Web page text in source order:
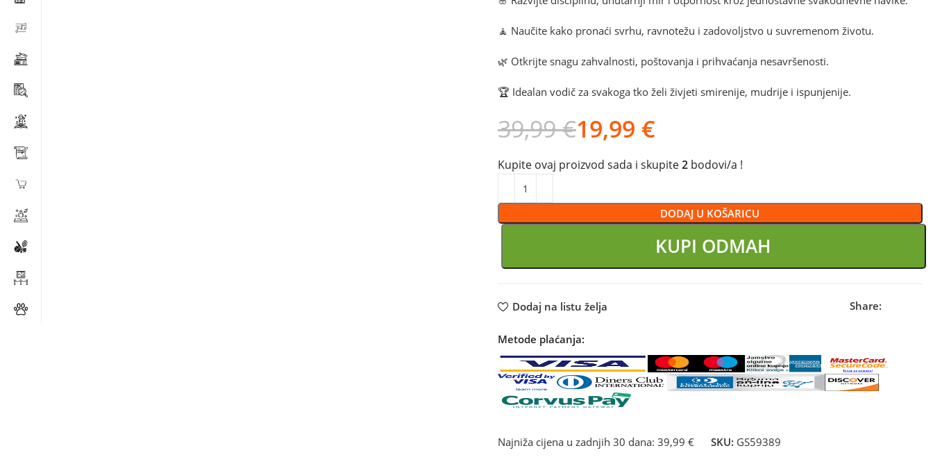
🧘 Naučite kako pronaći svrhu, ravnotežu i zadovoljstvo u suvremenom životu.
🌿 Otkrijte snagu zahvalnosti, poštovanja i prihvaćanja nesavršenosti.
🏆 Idealan vodič za svakoga tko želi živjeti smirenije, mudrije i ispunjenije.
39,99€19,99 €
Kupite ovaj proizvod sada i skupite2bodovi/a !
DODAJ U KOŠARICU
KUPI ODMAH
Dodaj na listu želja Share:
Metode plaćanja:
Najniža cijena u zadnjih 30 dana: 39,99 € SKU: GS59389